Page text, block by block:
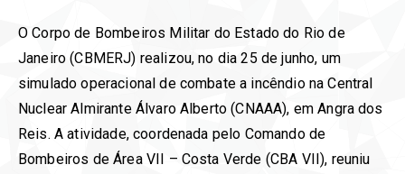
O Corpo de Bombeiros Militar do Estado do Rio de
Janeiro (CBMERJ) realizou, no dia 25 de junho, um
simulado operacional de combate a incêndio na Central
Nuclear Almirante Álvaro Alberto (CNAAA), em Angra dos
Reis. A atividade, coordenada pelo Comando de
Bombeiros de Área VII – Costa Verde (CBA VII), reuniu